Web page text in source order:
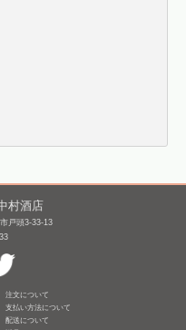
村酒店
戸頭3-33-13
注文について
支払い方法について
配送について